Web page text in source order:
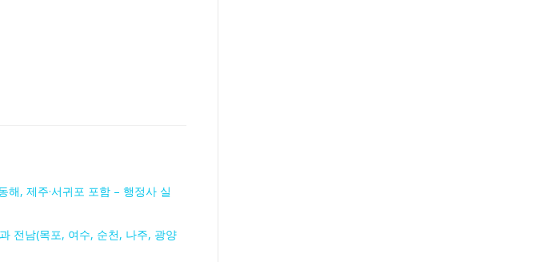
해, 제주·서귀포 포함 – 행정사 실
전남(목포, 여수, 순천, 나주, 광양